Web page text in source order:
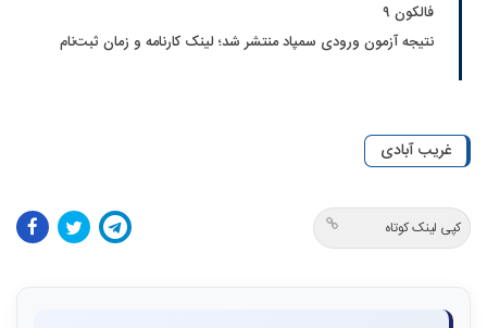
فالکون ۹
نتیجه آزمون ورودی سمپاد منتشر شد؛ لینک کارنامه و زمان ثبت‌نام
غریب آبادی
کپی لینک کوتاه